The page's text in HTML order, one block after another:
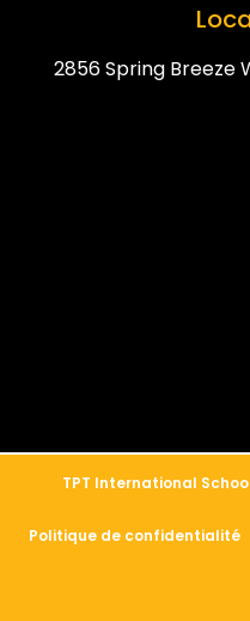
2856 Spring Breeze
TPT International
Politique de confidentialité